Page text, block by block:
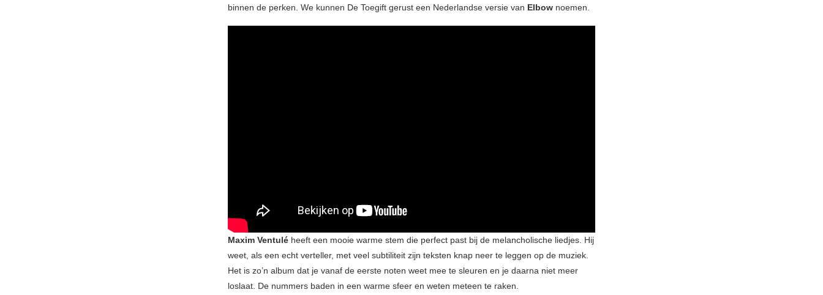
binnen de perken. We kunnen De Toegift gerust een Nederlandse versie van Elbow noemen.
Maxim Ventulé heeft een mooie warme stem die perfect past bij de melancholische liedjes. Hij
weet, als een echt verteller, met veel subtiliteit zijn teksten knap neer te leggen op de muziek.
Het is zo’n album dat je vanaf de eerste noten weet mee te sleuren en je daarna niet meer
loslaat. De nummers baden in een warme sfeer en weten meteen te raken.